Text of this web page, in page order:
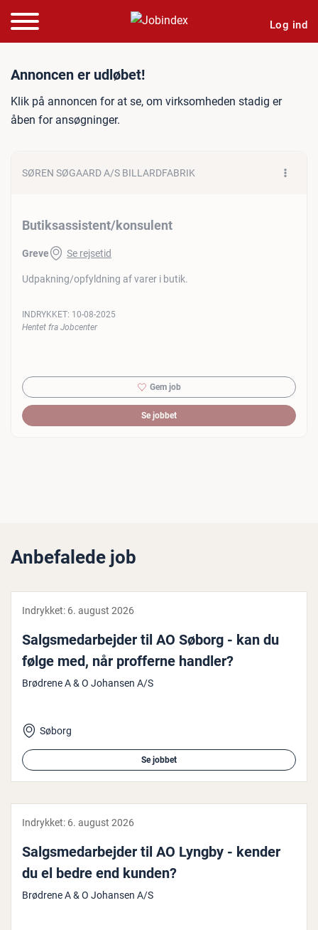
Log ind
Jobannonce:
Annoncen er udløbet!
Klik på annoncen for at se, om virksomheden stadig er
åben for ansøgninger.
SØREN SØGAARD A/S BILLARDFABRIK
Butiksassistent/konsulent
Greve Se rejsetid
Udpakning/opfyldning af varer i butik.
INDRYKKET: 10-08-2025
Hentet fra Jobcenter
Gem job
Se jobbet
Anbefalede job
Indrykket: 6. august 2026
Salgs­me­d­ar­bej­der til AO Søborg - kan du
følge med, når profferne handler?
Brødrene A & O Johansen A/S
Søborg
Se jobbet
Indrykket: 6. august 2026
Salgs­me­d­ar­bej­der til AO Lyngby - kender
du el bedre end kunden?
Brødrene A & O Johansen A/S